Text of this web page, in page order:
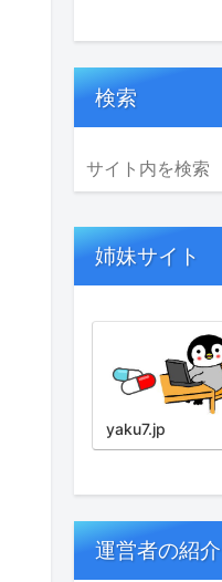
検索
姉妹サイト
yaku7.jp
運営者の紹介